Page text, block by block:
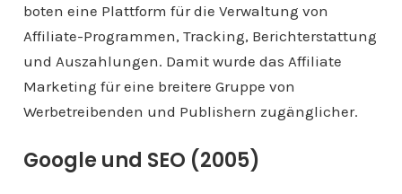
boten eine Plattform für die Verwaltung von
Affiliate-Programmen, Tracking, Berichterstattung
und Auszahlungen. Damit wurde das Affiliate
Marketing für eine breitere Gruppe von
Werbetreibenden und Publishern zugänglicher.
Google und SEO (2005)